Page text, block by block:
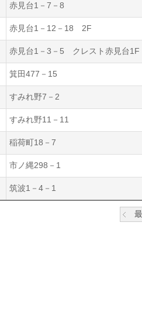
赤見台1－7－8
赤見台1－12－18 2F
赤見台1－3－5 クレスト赤見台1F
箕田477－15
すみれ野7－2
すみれ野11－11
稲荷町18－7
市ノ縄298－1
筑波1－4－1